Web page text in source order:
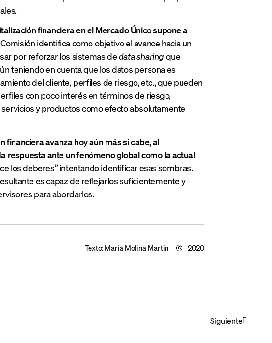
financiera en el Mercado Único supone a
identifica como objetivo el avance hacia un
por reforzar los sistemas dedata sharing que
teniendo en cuenta que los datos personales
del cliente, perfiles de riesgo, etc., que pueden
con poco interés en términos de riesgo,
y productos como efecto absolutamente
financiera avanza hoy aún más si cabe, al
respuesta ante un fenómeno global como la actual
los deberes” intentando identificar esas sombras.
es capaz de reflejarlos suficientemente y
para abordarlos.
Texto: Maria Molina Martin 2020
Siguiente